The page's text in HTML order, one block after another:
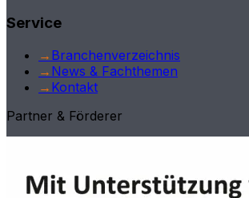
Service
→ Branchenverzeichnis
→ News & Fachthemen
→ Kontakt
Partner & Förderer